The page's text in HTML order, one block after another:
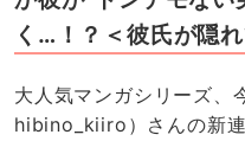
く…！？＜彼氏が隠
大人気マンガシリーズ、
hibino_kiiro）さんの新